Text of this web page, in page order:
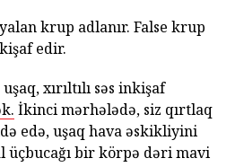
krup adlanır. False krup
edir.
xırıltılı səs inkişaf
İkinci mərhələdə, siz qırtlaq
edə, uşaq hava əskikliyini
üçbucağı bir körpə dəri mavi